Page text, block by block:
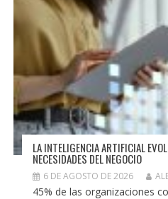
LA INTELIGENCIA ARTIFICIAL
NECESIDADES DEL NEGOCIO
6 DE AGOSTO DE 2026
45% de las organizaciones